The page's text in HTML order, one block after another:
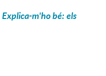
Explica-m'ho bé: els